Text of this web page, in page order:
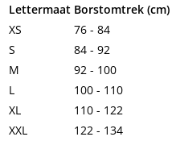
Lettermaat Borstomtrek (cm)
XS
76 - 84
S
84 - 92
M
92 - 100
L
100 - 110
XL
110 - 122
XXL
122 - 134